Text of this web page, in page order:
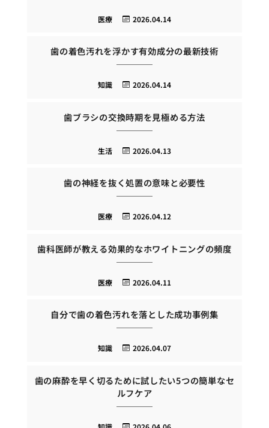
2026.04.14
医療
歯の着色汚れを浮かす有効成分の最新技術
2026.04.14
知識
歯ブラシの交換時期を見極める方法
2026.04.13
生活
歯の神経を抜く処置の意味と必要性
2026.04.12
医療
歯科医師が教える効果的なホワイトニングの頻度
2026.04.11
医療
自分で歯の着色汚れを落とした成功事例集
2026.04.07
知識
歯の麻酔を早く切るために試したい5つの簡単なセ
ルフケア